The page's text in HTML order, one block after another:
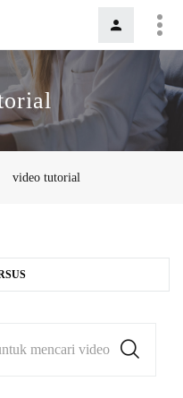
video tutorial
mencari video